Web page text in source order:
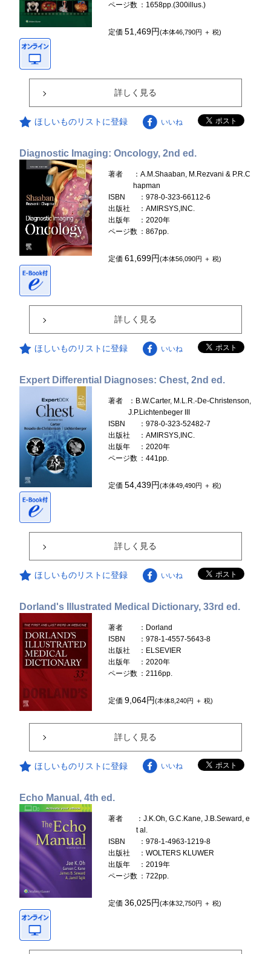
ページ数 ：1658pp.(300illus.)
定価51,469円(本体46,790円 ＋ 税)
詳しく見る
ほしいものリストに登録 いいね
Diagnostic Imaging: Oncology, 2nd ed.
著者
：A.M.Shaaban, M.Rezvani & P.R.C
hapman
ISBN
：978-0-323-66112-6
出版社
：AMIRSYS,INC.
出版年
：2020年
ページ数 ：867pp.
定価61,699円(本体56,090円 ＋ 税)
詳しく見る
ほしいものリストに登録 いいね
Expert Differential Diagnoses: Chest, 2nd ed.
著者
：B.W.Carter, M.L.R.-De-Christenson,
J.P.Lichtenbeger III
ISBN
：978-0-323-52482-7
出版社
：AMIRSYS,INC.
出版年
：2020年
ページ数 ：441pp.
定価54,439円(本体49,490円 ＋ 税)
詳しく見る
ほしいものリストに登録 いいね
Dorland's Illustrated Medical Dictionary, 33rd ed.
著者
：Dorland
ISBN
：978-1-4557-5643-8
出版社
：ELSEVIER
出版年
：2020年
ページ数 ：2116pp.
定価9,064円(本体8,240円 ＋ 税)
詳しく見る
ほしいものリストに登録 いいね
Echo Manual, 4th ed.
著者
：J.K.Oh, G.C.Kane, J.B.Seward, e
t al.
ISBN
：978-1-4963-1219-8
出版社
：WOLTERS KLUWER
出版年
：2019年
ページ数 ：722pp.
定価36,025円(本体32,750円 ＋ 税)